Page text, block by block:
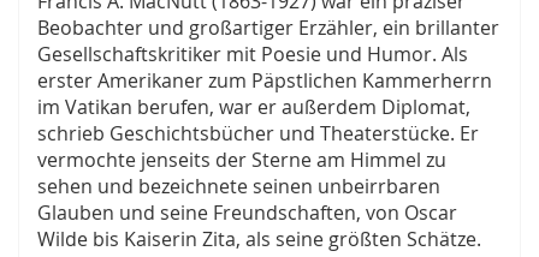
Beobachter und großartiger Erzähler, ein brillanter
Gesellschaftskritiker mit Poesie und Humor. Als
erster Amerikaner zum Päpstlichen Kammerherrn
im Vatikan berufen, war er außerdem Diplomat,
schrieb Geschichtsbücher und Theaterstücke. Er
vermochte jenseits der Sterne am Himmel zu
sehen und bezeichnete seinen unbeirrbaren
Glauben und seine Freundschaften, von Oscar
Wilde bis Kaiserin Zita, als seine größten Schätze.